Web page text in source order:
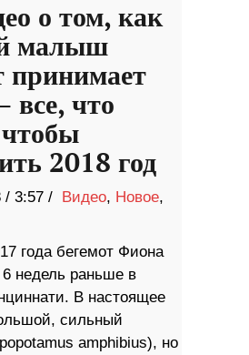
о том, как
малыш
принимает
все, что
2018 год
/ 3:57 / Видео, Новое,
года бегемот Фиона
недель раньше в
В настоящее
сильный
amphibius), но